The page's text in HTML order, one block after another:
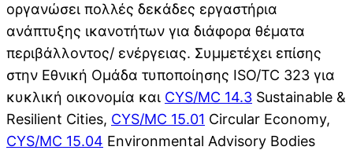
οργανώσει πολλές δεκάδες εργαστήρια
ανάπτυξης ικανοτήτων για διάφορα θέματα
περιβάλλοντος/ ενέργειας. Συμμετέχει επίσης
στην Εθνική Ομάδα τυποποίησης ISO/TC 323 για
κυκλική οικονομία και CYS/MC 14.3 Sustainable &
Resilient Cities, CYS/MC 15.01 Circular Economy,
CYS/MC 15.04 Environmental Advisory Bodies